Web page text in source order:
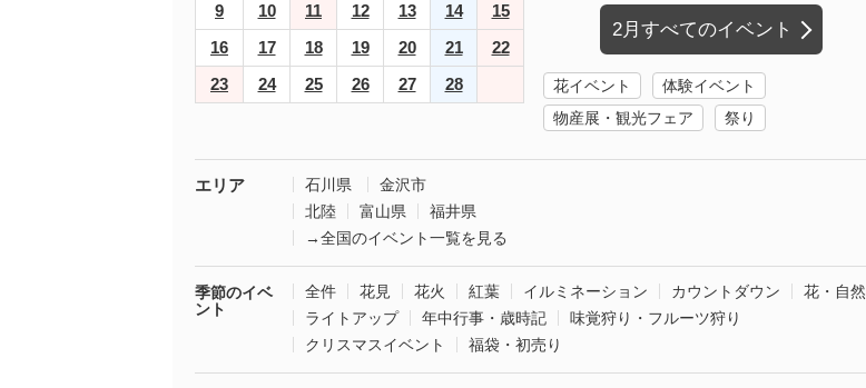
9
10 11 12 13 14
15
16
17 18 19 20 21
22
23
24 25 26 27 28
2月すべてのイベント
花イベント
体験イベント
物産展・観光フェア
祭り
エリア 石川県
金沢市
北陸
富山県
福井県
→全国のイベント一覧を見る
季節のイベ
ント
全件 花見 花火 紅葉 イルミネーション カウントダウン
花・自然
ライトアップ
年中行事・歳時記
味覚狩り・フルーツ狩り
クリスマスイベント
福袋・初売り